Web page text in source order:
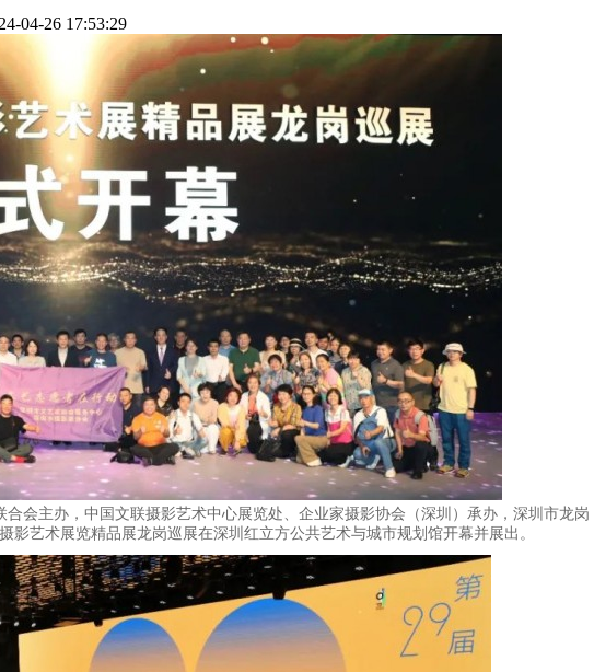
04-26 17:53:29
会主办，中国文联摄影艺术中心展览处、企业家摄影协会（深圳）承办，深圳市龙岗
艺术展览精品展龙岗巡展在深圳红立方公共艺术与城市规划馆开幕并展出。